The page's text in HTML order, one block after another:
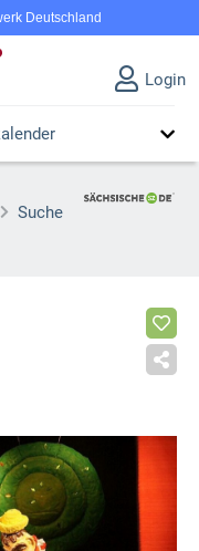
Deutschland
Login
Suche